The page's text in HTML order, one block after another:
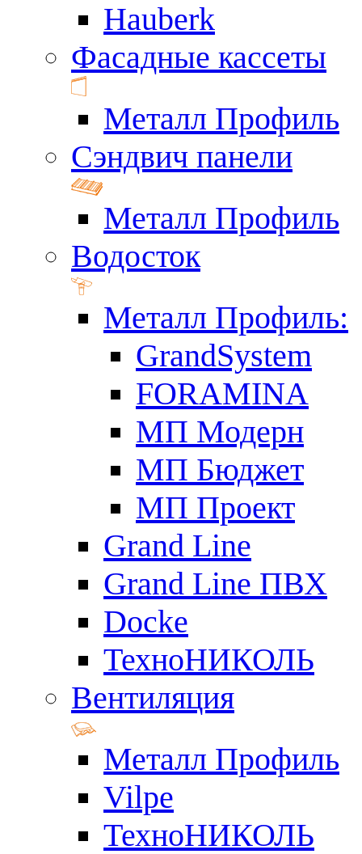
Hauberk
Фасадные кассеты
Металл Профиль
Сэндвич панели
Металл Профиль
Водосток
Металл Профиль:
GrandSystem
FORAMINA
МП Модерн
МП Бюджет
МП Проект
Grand Line
Grand Line ПВХ
Docke
ТехноНИКОЛЬ
Вентиляция
Металл Профиль
Vilpe
ТехноНИКОЛЬ